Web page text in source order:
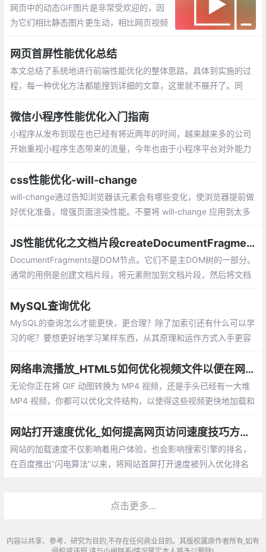
网页中的动态GIF图片是非常受欢迎的，因
为它们相比静态图片更生动，相比网页视频
积，就导致网页加载速度变慢，内存使用增
加
网页首屏性能优化总结
本文总结了系统地进行前端性能优化的整体思路。具体到实施的过
程，每一种优化方法都能搜到详细的文章，这里就不展开了。同
验。符合预期。
微信小程序性能优化入门指南
小程序从发布到现在也已经有将近两年的时间，越来越来多的公司
开始重视小程序生态带来的流量，今年也由于小程序平台对外能力
也自主的投入到小程序的开发当中
css性能优化-will-change
will-change通过告知浏览器该元素会有哪些变化，使浏览器提前做
好优化准备，增强页面渲染性能。不要将 will-change 应用到太多
JS性能优化之文档片段createDocumentFragment
DocumentFragments是DOM节点。它们不是主DOM树的一部分。
通常的用例是创建文档片段，将元素附加到文档片段，然后将文档
代替。因为文档片段存在于内存中，并不在DOM树中
MySQL查询优化
MySQL的查询怎么才能更快，更合理？除了加索引还有什么可以学
习的呢？要想更好地学习某样东西，从其原理和运作方式入手更容
网络串流播放_HTML5如何优化视频文件以便在网络上更快地串流播放
无论你正在将 GIF 动图转换为 MP4 视频，还是手头已经有一大堆
MP4 视频，你都可以优化文件结构，以使得这些视频更快地加载和
送额外的 HTTP range request 请求来搜寻和定位 moovatom 网站打开速度优化_如何提高网页访问速度技巧方法总结
网站的加载速度不仅影响着用户体验，也会影响搜索引擎的排名，
在百度推出“闪电算法”以来，将网站首屏打开速度被列入优化排名
点击更多...
内容以共享、参考、研究为目的,不存在任何商业目的。其版权属原作者所有,如有